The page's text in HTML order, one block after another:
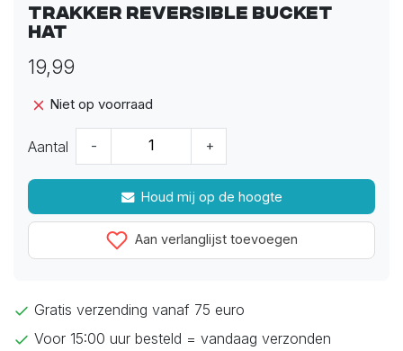
Trakker Reversible Bucket
Hat
19,99
Niet op voorraad
Aantal - +
Houd mij op de hoogte
Aan verlanglijst toevoegen
Gratis verzending vanaf 75 euro
Voor 15:00 uur besteld = vandaag verzonden